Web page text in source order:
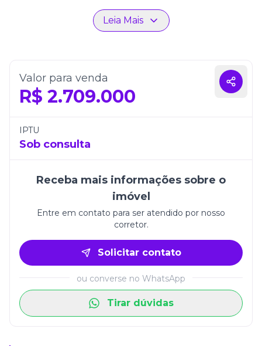
design contemporâneo e praticidade, criando um
lar acolhedor e sofisticado, ideal para quem busca
privilegiada, o Residencial Volo Lumini é o endereço
perfeito para viver com exclusividade e
tranquilidade. Um espaço que reflete bom gosto,
Leia Mais
Valor para venda
R$ 2.709.000
IPTU
Sob consulta
Receba mais informações sobre o
imóvel
Entre em contato para ser atendido por nosso
corretor.
Solicitar contato
ou converse no WhatsApp
Tirar dúvidas